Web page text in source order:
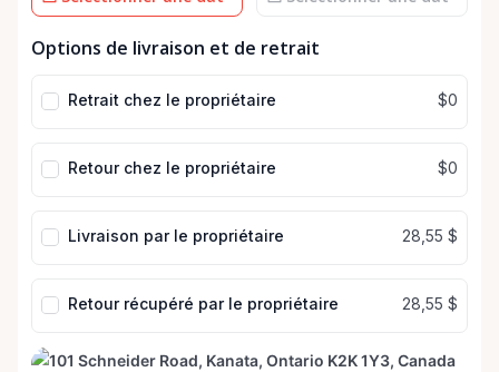
de
de
Options de livraison et de retrait
Retrait chez le propriétaire $0
Retour chez le propriétaire $0
Livraison par le propriétaire 28,55 $
Retour récupéré par le propriétaire 28,55 $